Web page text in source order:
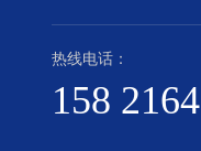
热线电话：
158